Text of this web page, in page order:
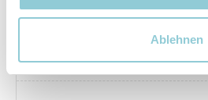
Ablehnen
Beheizbares Lenkrad